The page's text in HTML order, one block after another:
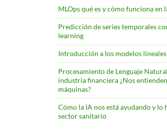
MLOps qué es y cómo funciona en
Predicción de series temporales
learning
Introducción a los modelos
Procesamiento de Lenguaje
industria financiera ¿Nos
máquinas?
Cómo la IA nos está ayudando y lo
sector sanitario